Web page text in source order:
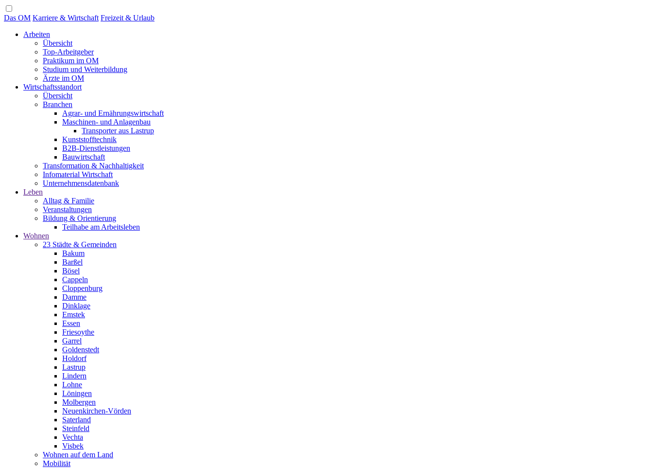
Das OM Karriere & Wirtschaft Freizeit & Urlaub
Arbeiten
Übersicht
Top-Arbeitgeber
Praktikum im OM
Studium und Weiterbildung
Ärzte im OM
Wirtschaftsstandort
Übersicht
Branchen
Agrar- und Ernährungswirtschaft
Maschinen- und Anlagenbau
Transporter aus Lastrup
Kunststofftechnik
B2B-Dienstleistungen
Bauwirtschaft
Transformation & Nachhaltigkeit
Infomaterial Wirtschaft
Unternehmensdatenbank
Leben
Alltag & Familie
Veranstaltungen
Bildung & Orientierung
Teilhabe am Arbeitsleben
Wohnen
23 Städte & Gemeinden
Bakum
Barßel
Bösel
Cappeln
Cloppenburg
Damme
Dinklage
Emstek
Essen
Friesoythe
Garrel
Goldenstedt
Holdorf
Lastrup
Lindern
Lohne
Löningen
Molbergen
Neuenkirchen-Vörden
Saterland
Steinfeld
Vechta
Visbek
Wohnen auf dem Land
Mobilität